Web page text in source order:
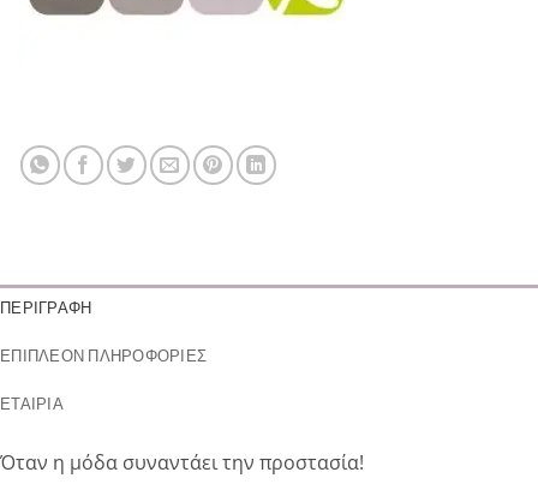
ΠΕΡΙΓΡΑΦΉ
ΕΠΙΠΛΈΟΝ ΠΛΗΡΟΦΟΡΊΕΣ
ΕΤΑΙΡΊΑ
Όταν η μόδα συναντάει την προστασία!